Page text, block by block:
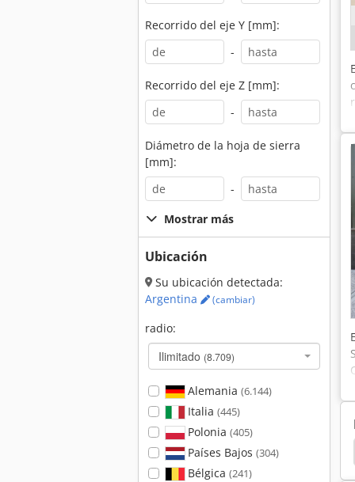
Recorrido del eje Y [mm]:
-
Recorrido del eje Z [mm]:
-
Diámetro de la hoja de sierra
[mm]:
-
Mostrar más
Ubicación
Su ubicación detectada:
Argentina
(cambiar)
radio:
Ilimitado (8.709)
Alemania (6.144)
Italia (445)
Polonia (405)
Países Bajos (304)
Bélgica (241)
International 1700 International 1586